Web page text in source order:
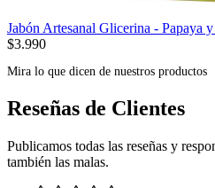
Jabón Artesanal Glicerina - Papaya
$3.990
Mira lo que dicen de nuestros productos
Reseñas de Clientes
Publicamos todas las reseñas y
también las malas.